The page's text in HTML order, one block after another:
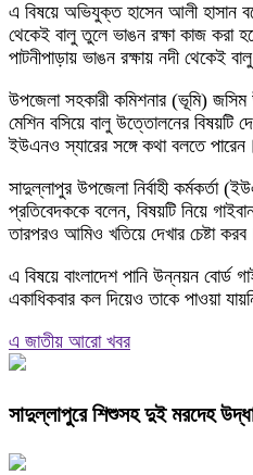
এ বিষয়ে অভিযুক্ত হাসেন আলী হাসান
থেকেই বালু তুলে ভাঙন রক্ষা কাজ করা
পাটনীপাড়ায় ভাঙন রক্ষায় নদী থেকেই
উপজেলা সহকারী কমিশনার (ভূমি) জসিম
মেশিন বসিয়ে বালু উত্তোলনের বিষয়টি
ইউএনও স্যারের সঙ্গে কথা বলতে পারেন।
সাদুল্লাপুর উপজেলা নির্বাহী কর্মকর্তা
প্রতিবেদককে বলেন, বিষয়টি নিয়ে
তারপরও আমিও খতিয়ে দেখার চেষ্টা
এ বিষয়ে বাংলাদেশ পানি উন্নয়ন বোর্ড
একাধিকবার কল দিয়েও তাকে পাওয়া
এ জাতীয় আরো খবর
সাদুল্লাপুরে শিশুসহ দুই মরদেহ